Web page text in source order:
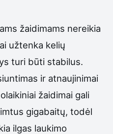
žaidimams nereikia
užtenka kelių
turi būti stabilus.
ir atnaujinimai
žaidimai gali
gigabaitų, todėl
ilgas laukimo